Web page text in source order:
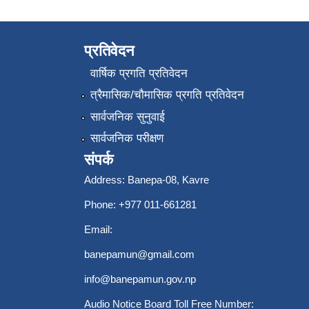
प्रतिवेदन
वार्षिक प्रगति प्रतिवेदन
त्रैमासिक/चौमासिक प्रगति प्रतिवेदन
सार्वजनिक सुनुवाई
सार्वजनिक परीक्षण
संपर्क
Address: Banepa-08, Kavre
Phone: +977 011-661281
Email:
banepamun@gmail.com
info@banepamun.gov.np
Audio Notice Board Toll Free Number: